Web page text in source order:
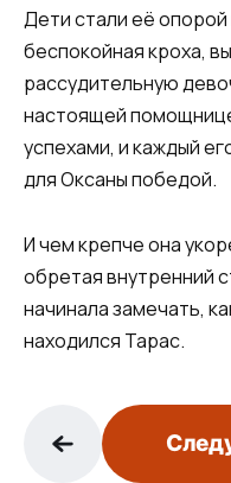
Дети стали её
беспокойная кроха,
рассудительную
настоящей
успехами, и каждый
для Оксаны победой.
И чем крепче она
обретая внутренний
начинала замечать,
находился Тарас.